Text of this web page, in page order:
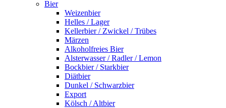
Bier
Weizenbier
Helles / Lager
Kellerbier / Zwickel / Trübes
Märzen
Alkoholfreies Bier
Alsterwasser / Radler / Lemon
Bockbier / Starkbier
Diätbier
Dunkel / Schwarzbier
Export
Kölsch / Altbier